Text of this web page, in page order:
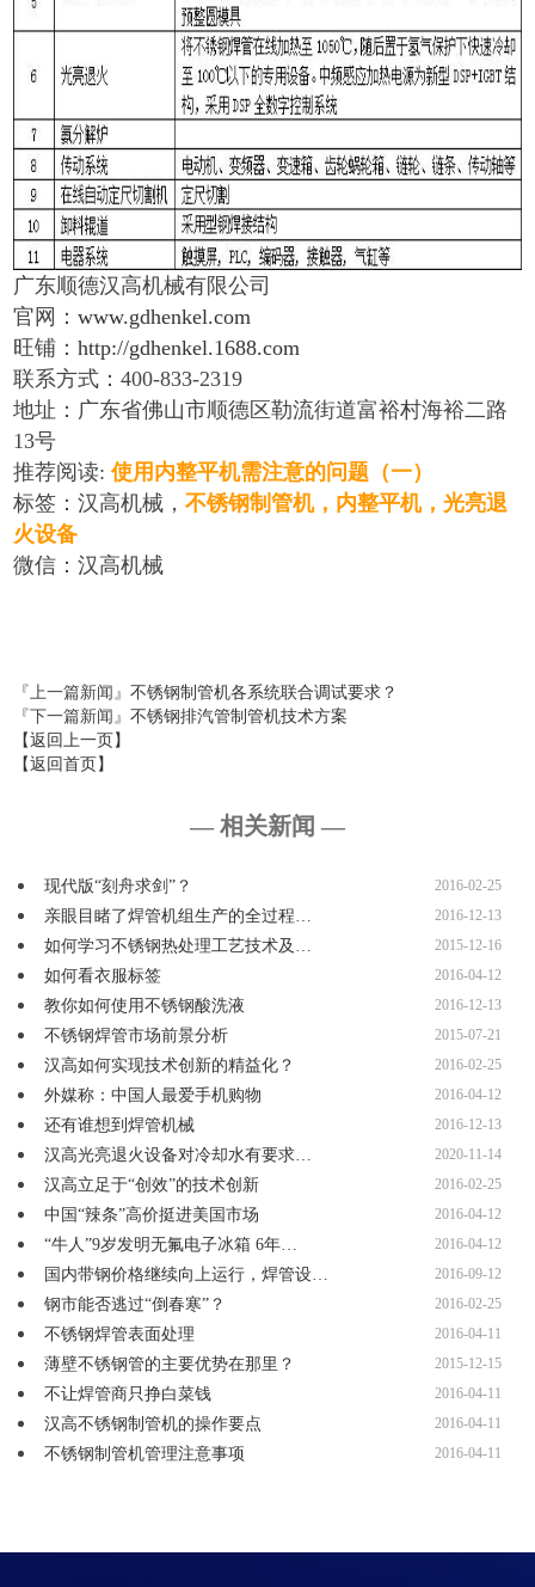
广东顺德汉高机械有限公司
官网：www.gdhenkel.com
旺铺：http://gdhenkel.1688.com
联系方式：400-833-2319
地址：广东省佛山市顺德区勒流街道富裕村海裕二路
13号
推荐阅读: 使用内整平机需注意的问题（一）
标签：汉高机械，不锈钢制管机， 内整平机，光亮退
火设备
微信：汉高机械
『上一篇新闻』不锈钢制管机各系统联合调试要求？
『下一篇新闻』不锈钢排汽管制管机技术方案
【返回上一页】
【返回首页】
— 相关新闻 —
现代版“刻舟求剑”？ 2016-02-25
亲眼目睹了焊管机组生产的全过程… 2016-12-13
如何学习不锈钢热处理工艺技术及… 2015-12-16
如何看衣服标签 2016-04-12
教你如何使用不锈钢酸洗液 2016-12-13
不锈钢焊管市场前景分析 2015-07-21
汉高如何实现技术创新的精益化？ 2016-02-25
外媒称：中国人最爱手机购物 2016-04-12
还有谁想到焊管机械 2016-12-13
汉高光亮退火设备对冷却水有要求… 2020-11-14
汉高立足于“创效”的技术创新 2016-02-25
中国“辣条”高价挺进美国市场 2016-04-12
“牛人”9岁发明无氟电子冰箱 6年… 2016-04-12
国内带钢价格继续向上运行，焊管设… 2016-09-12
钢市能否逃过“倒春寒”？ 2016-02-25
不锈钢焊管表面处理 2016-04-11
薄壁不锈钢管的主要优势在那里？ 2015-12-15
不让焊管商只挣白菜钱 2016-04-11
汉高不锈钢制管机的操作要点 2016-04-11
不锈钢制管机管理注意事项 2016-04-11